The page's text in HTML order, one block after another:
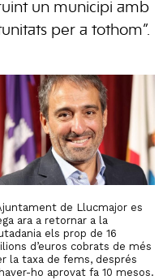
un municipi amb
per a tothom”.
de Llucmajor es
ara a retornar a la
els prop de 16
d’euros cobrats de més
la taxa de fems, després
ho aprovat fa 10 mesos.